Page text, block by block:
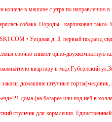
в машине с утра по направлению в
собака. Породы - карликовая такса.
• Уездная д. 3, первый подъезд
срочно снимет одно-двухкомнатную
квартиру в мкр.Губернский
домашние штучные торты(медовик,
21 дома (на батарее или под ней в
стульчик для кормления. Единственный